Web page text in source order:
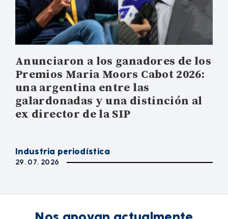
Anunciaron a los ganadores de los
Premios Maria Moors Cabot 2026:
una argentina entre las
galardonadas y una distinción al
ex director de la SIP
Industria periodística
29. 07. 2026